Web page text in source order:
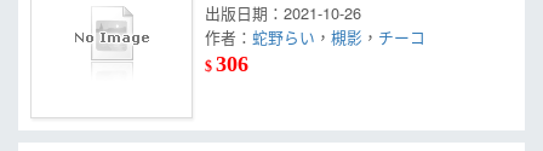
出版日期：2021-10-26
作者： 蛇野らい ，槻影 ， チーコ
$306
中文書
外文書